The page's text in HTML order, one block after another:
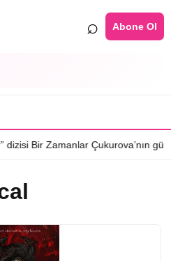
⌕ Abone Ol
Bir Zamanlar Çukurova’nın